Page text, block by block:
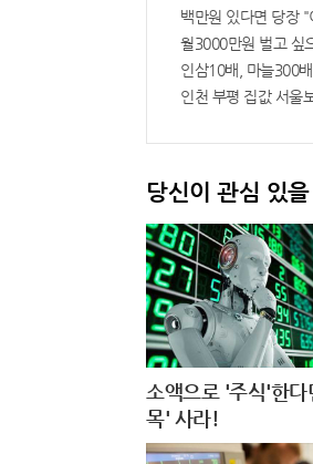
백만원 있다면 당장
월3000만원 벌고 싶
인삼10배, 마늘300
인천 부평 집값 서울
당신이 관심 있
소액으로 '주식'한다
목' 사라!